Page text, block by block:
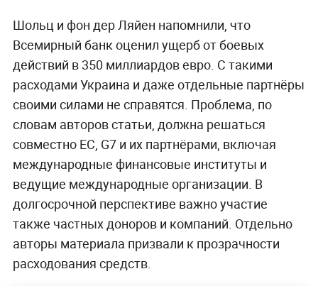
Шольц и фон дер Ляйен напомнили, что
Всемирный банк оценил ущерб от боевых
действий в 350 миллиардов евро. С такими
расходами Украина и даже отдельные партнёры
своими силами не справятся. Проблема, по
словам авторов статьи, должна решаться
совместно ЕС, G7 и их партнёрами, включая
международные финансовые институты и
ведущие международные организации. В
долгосрочной перспективе важно участие
также частных доноров и компаний. Отдельно
авторы материала призвали к прозрачности
расходования средств.